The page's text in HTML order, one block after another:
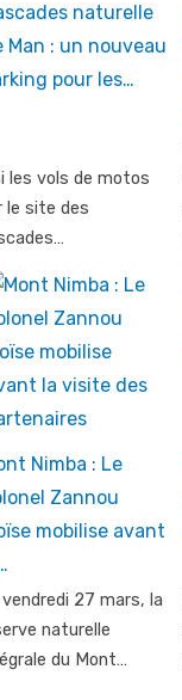
naturelle
Man : un nouveau
pour les…
les vols de motos
le site des
Nimba : Le
Zannou
mobilise avant
vendredi 27 mars, la
naturelle
du Mont…